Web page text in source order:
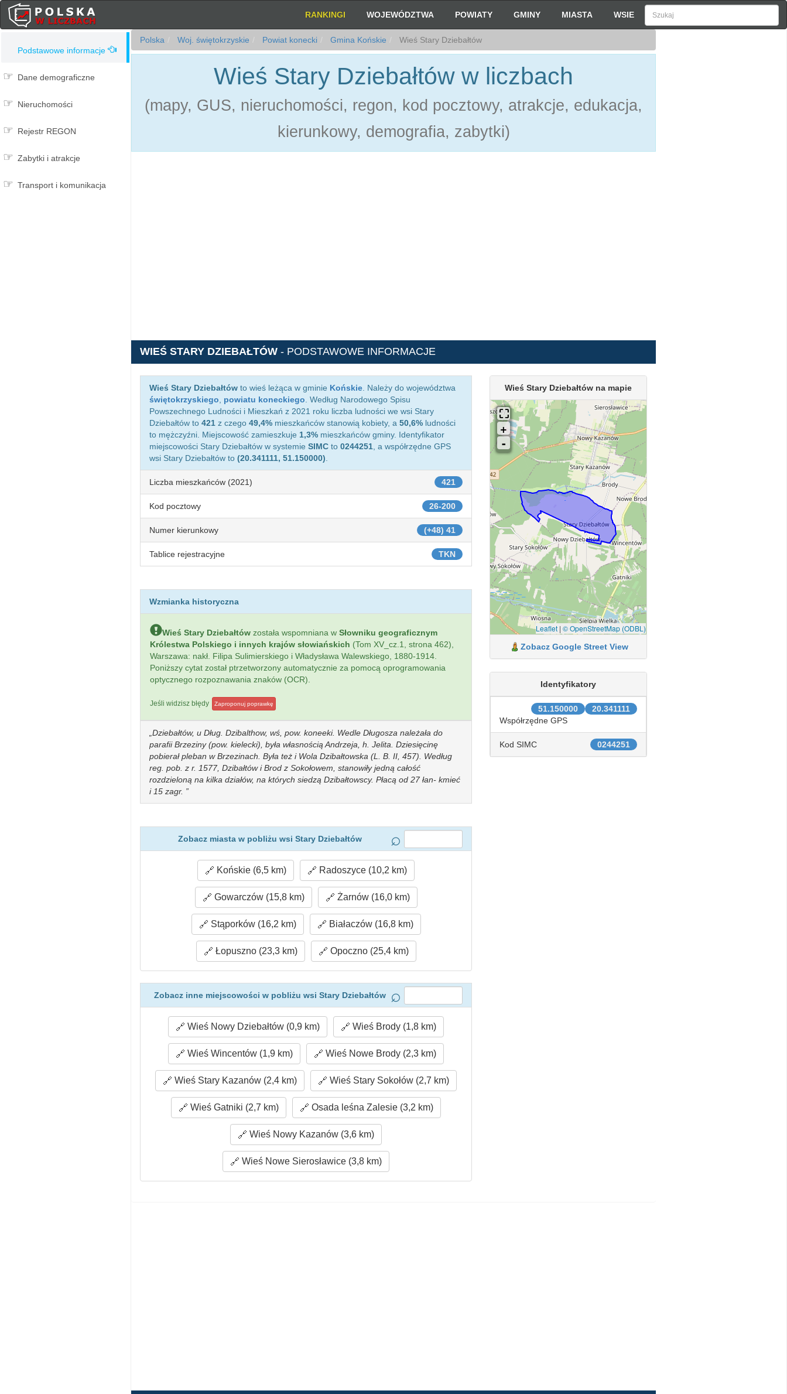
RANKINGI WOJEWÓDZTWA POWIATY GMINY MIASTA WSIE
Podstawowe informacje
Dane demograficzne
Nieruchomości
Rejestr REGON
Zabytki i atrakcje
Transport i komunikacja
Polska Woj. świętokrzyskie Powiat konecki Gmina Końskie Wieś Stary Dziebałtów
Wieś Stary Dziebałtów w liczbach
(mapy, GUS, nieruchomości, regon, kod pocztowy, atrakcje, edukacja,
kierunkowy, demografia, zabytki)
WIEŚ STARY DZIEBAŁTÓW - PODSTAWOWE INFORMACJE
Wieś Stary Dziebałtów to wieś leżąca w gminie Końskie . Należy do województwa
świętokrzyskiego
powiatu koneckiego . Według Narodowego Spisu
Powszechnego Ludności i Mieszkań z 2021 roku liczba ludności we wsi Stary
Dziebałtów to 421 z czego 49,4% mieszkańców stanowią kobiety, a 50,6% ludności
to mężczyźni. Miejscowość zamieszkuje 1,3% mieszkańców gminy. Identyfikator
miejscowości Stary Dziebałtów w systemie SIMC to 0244251 , a współrzędne GPS
wsi Stary Dziebałtów to (20.341111, 51.150000)
421
Liczba mieszkańców (2021)
26-200
Kod pocztowy
(+48) 41
Numer kierunkowy
TKN
Tablice rejestracyjne
Wzmianka historyczna
Wieś Stary Dziebałtów została wspomniana w Słowniku geograficznym
Królestwa Polskiego i innych krajów słowiańskich (Tom XV_cz.1, strona 462),
Warszawa: nakł. Filipa Sulimierskiego i Władysława Walewskiego, 1880-1914.
Poniższy cytat został ptrzetworzony automatycznie za pomocą oprogramowania
optycznego rozpoznawania znaków (OCR).
Jeśli widzisz błędy Zaproponuj poprawkę
Dziebałtów, u Dług. Dzibalthow, wś, pow. koneeki. Wedle Długosza należała do
parafii Brzeziny (pow. kielecki), była własnością Andrzeja, h. Jelita. Dziesięcinę
pobierał pleban w Brzezinach. Była też i Wola Dzibałtowska (L. B. II, 457). Według
reg. pob. z r. 1577, Dzibałtów i Brod z Sokołowem, stanowiły jedną całość
rozdzieloną na kilka działów, na których siedzą Dzibałtowscy. Płacą od 27 łan- kmieć
i 15 zagr.
Zobacz miasta w pobliżu wsi Stary Dziebałtów
Końskie (6,5 km) Radoszyce (10,2 km)
Gowarczów (15,8 km) Żarnów (16,0 km)
Stąporków (16,2 km) Białaczów (16,8 km)
Łopuszno (23,3 km) Opoczno (25,4 km)
Zobacz inne miejscowości w pobliżu wsi Stary Dziebałtów
Wieś Nowy Dziebałtów (0,9 km) Wieś Brody (1,8 km)
Wieś Wincentów (1,9 km) Wieś Nowe Brody (2,3 km)
Wieś Stary Kazanów (2,4 km) Wieś Stary Sokołów (2,7 km)
Wieś Gatniki (2,7 km) Osada leśna Zalesie (3,2 km)
Wieś Nowy Kazanów (3,6 km)
Wieś Nowe Sierosławice (3,8 km)
Wieś Stary Dziebałtów na mapie
Leaflet| © OpenStreetMap (ODBL)
Zobacz Google Street View
Identyfikatory
20.341111
51.150000
Współrzędne GPS
0244251
Kod SIMC